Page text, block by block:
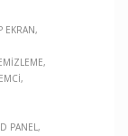
EKRAN
PANEL